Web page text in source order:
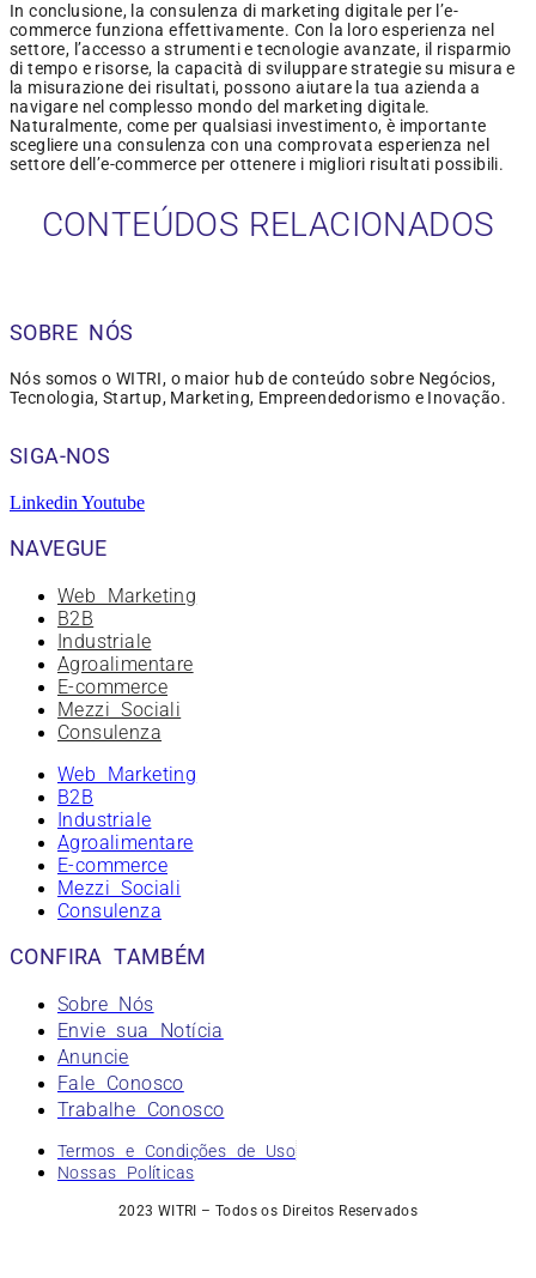
In conclusione, la consulenza di marketing digitale per l’e-
commerce funziona effettivamente. Con la loro esperienza nel
settore, l’accesso a strumenti e tecnologie avanzate, il risparmio
di tempo e risorse, la capacità di sviluppare strategie su misura e
la misurazione dei risultati, possono aiutare la tua azienda a
navigare nel complesso mondo del marketing digitale.
Naturalmente, come per qualsiasi investimento, è importante
scegliere una consulenza con una comprovata esperienza nel
settore dell’e-commerce per ottenere i migliori risultati possibili.
CONTEÚDOS RELACIONADOS
SOBRE NÓS
Nós somos o WITRI, o maior hub de conteúdo sobre Negócios,
Tecnologia, Startup, Marketing, Empreendedorismo e Inovação.
SIGA-NOS
Linkedin Youtube
NAVEGUE
Web Marketing
B2B
Industriale
Agroalimentare
E-commerce
Mezzi Sociali
Consulenza
Web Marketing
B2B
Industriale
Agroalimentare
E-commerce
Mezzi Sociali
Consulenza
CONFIRA TAMBÉM
Sobre Nós
Envie sua Notícia
Anuncie
Fale Conosco
Trabalhe Conosco
Termos e Condições de Uso
Nossas Políticas
2023 WITRI – Todos os Direitos Reservados